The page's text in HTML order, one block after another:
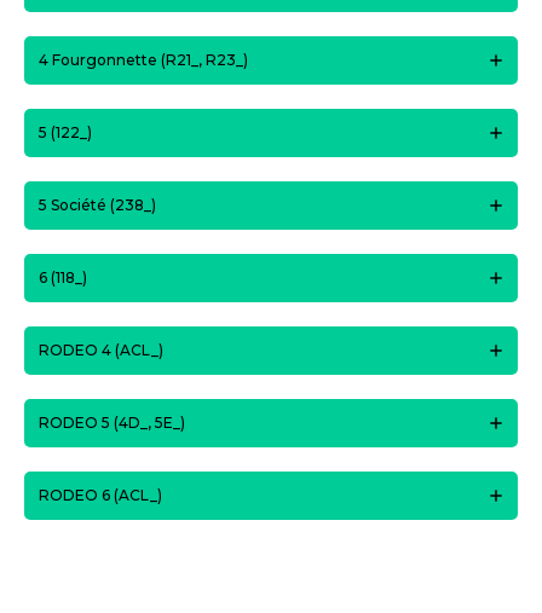
4 Fourgonnette (R21_, R23_)
5 (122_)
5 Société (238_)
6 (118_)
RODEO 4 (ACL_)
RODEO 5 (4D_, 5E_)
RODEO 6 (ACL_)